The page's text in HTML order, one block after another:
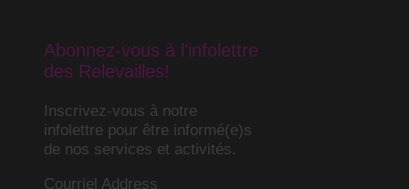
Abonnez-vous à l'infolettre
des Relevailles!
Inscrivez-vous à notre
infolettre pour être informé(e)s
de nos services et activités.
Courriel Address